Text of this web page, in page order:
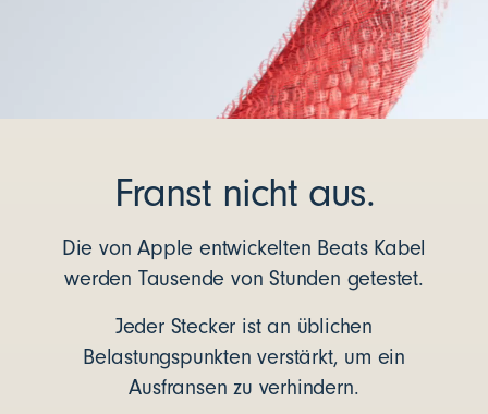
Franst nicht aus.
Die von Apple entwickelten Beats Kabel
werden Tausende von Stunden getestet.
Jeder Stecker ist an üblichen
Belastungspunkten verstärkt, um ein
Ausfransen zu verhindern.